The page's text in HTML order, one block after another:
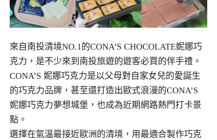
來自南投清境NO.1的CONA’S CHOCOLATE妮娜巧
克力，是不少來到南投旅遊的遊客必買的伴手禮。
CONA’S 妮娜巧克力是以父母對自家女兒的愛誕生
的巧克力品牌，甚至還打造出歐式浪漫的CONA’S
妮娜巧克力夢想城堡，也成為近期網路熱門打卡景
點。
選擇在氣溫最接近歐洲的清境，用最適合製作巧克